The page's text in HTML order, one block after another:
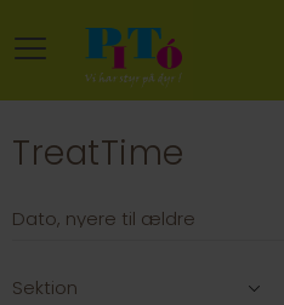
TreatTime
Sektion